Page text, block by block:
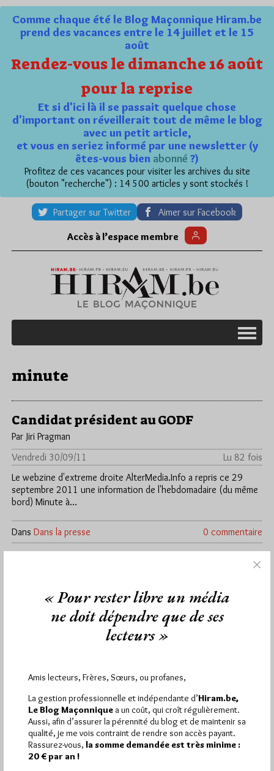
Comme chaque été le Blog Maçonnique Hiram.be
prend des vacances entre le 14 juillet et le 15
août
Rendez-vous le dimanche 16 août
pour la reprise
Et si d'ici là il se passait quelque chose
d'important on réveillerait tout de même le blog
avec un petit article,
et vous en seriez informé par une newsletter (y
êtes-vous bien abonné ?)
Profitez de ces vacances pour visiter les archives du site
(bouton "recherche") : 14 500 articles y sont stockés !
Partager sur Twitter Aimer sur Facebook
Accès à l’espace membre
minute
Candidat président au GODF
Par Jiri Pragman
Vendredi 30/09/11
Lu 82 fois
Le webzine d'extreme droite AlterMedia.Info a repris ce 29
septembre 2011 une information de l'hebdomadaire (du même
bord) Minute à…
Dans Dans la presse 0 commentaire
Hier samedi 8 août 2026, Hiram.be a reçu 1 864 visites
3 133 pages ont été lues (Source : Pirsch.io)
Abonnement aux Newsletters - RSS
« Pour rester libre un média
ne doit dépendre que de ses
lecteurs »
Amis lecteurs, Frères, Sœurs, ou profanes,
La gestion professionnelle et indépendante d’Hiram.be,
Le Blog Maçonnique a un coût, qui croît régulièrement.
Aussi, afin d’assurer la pérennité du blog et de maintenir sa
qualité, je me vois contraint de rendre son accès payant.
Rassurez-vous, la somme demandée est très minime :
20 € par an !